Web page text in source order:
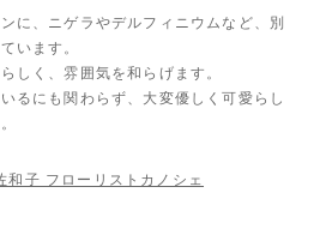
に、ニゲラやデルフィニウムなど、別
います。
しく、雰囲気を和らげます。
るにも関わらず、大変優しく可愛らし
和子 フローリストカノシェ